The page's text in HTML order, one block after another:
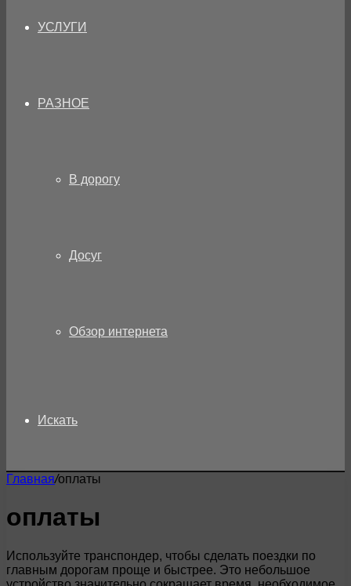
УСЛУГИ
РАЗНОЕ
В дорогу
Досуг
Обзор интернета
Искать
Главная/оплаты
оплаты
Используйте транспондер, чтобы сделать поездки по
главным дорогам проще и быстрее. Это небольшое